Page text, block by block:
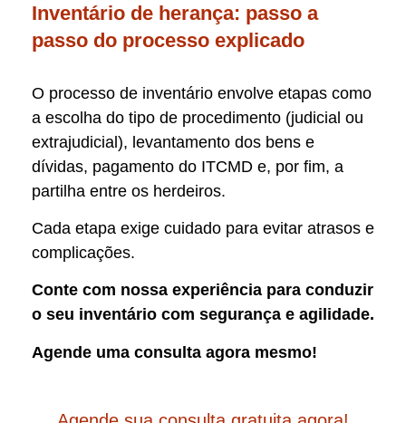
Inventário de herança: passo a
passo do processo explicado
O processo de inventário envolve etapas como
a escolha do tipo de procedimento (judicial ou
extrajudicial), levantamento dos bens e
dívidas, pagamento do ITCMD e, por fim, a
partilha entre os herdeiros.
Cada etapa exige cuidado para evitar atrasos e
complicações.
Conte com nossa experiência para conduzir
o seu inventário com segurança e agilidade.
Agende uma consulta agora mesmo!